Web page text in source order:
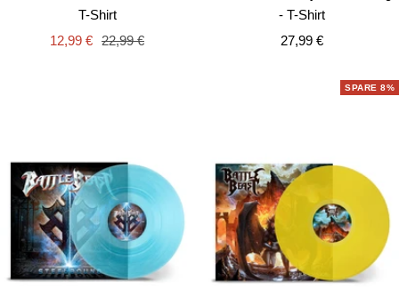
T-Shirt
Angebotspreis
12,99 € Regulärer
22,99 €
- T-Shirt
Angebotspreis
27,99 €
SPARE 8%